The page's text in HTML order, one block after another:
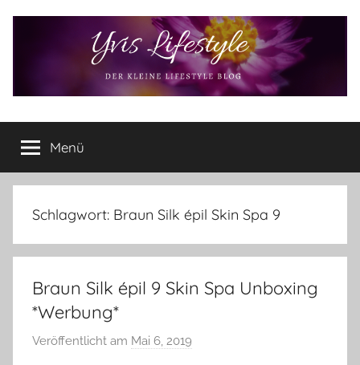
Yvis
Lifestyle
Lifestyle
Blog
–
Lifestyle,
Produkttests
vieles
mehr
Menü
Schlagwort: Braun Silk épil Skin Spa 9
Braun Silk épil 9 Skin Spa Unboxing
*Werbung*
Veröffentlicht am Mai 6, 2019